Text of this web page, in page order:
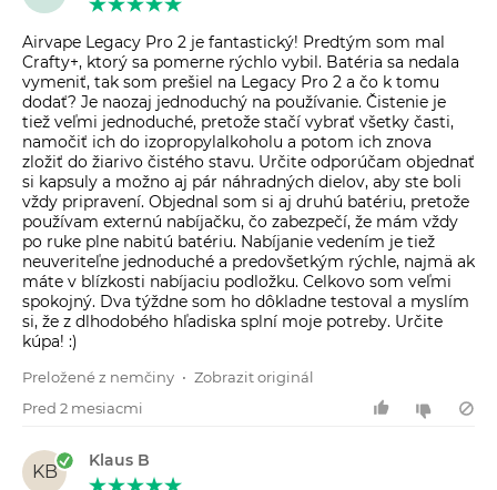
Airvape Legacy Pro 2 je fantastický! Predtým som mal
Crafty+, ktorý sa pomerne rýchlo vybil. Batéria sa nedala
vymeniť, tak som prešiel na Legacy Pro 2 a čo k tomu
dodať? Je naozaj jednoduchý na používanie. Čistenie je
tiež veľmi jednoduché, pretože stačí vybrať všetky časti,
namočiť ich do izopropylalkoholu a potom ich znova
zložiť do žiarivo čistého stavu. Určite odporúčam objednať
si kapsuly a možno aj pár náhradných dielov, aby ste boli
vždy pripravení. Objednal som si aj druhú batériu, pretože
používam externú nabíjačku, čo zabezpečí, že mám vždy
po ruke plne nabitú batériu. Nabíjanie vedením je tiež
neuveriteľne jednoduché a predovšetkým rýchle, najmä ak
máte v blízkosti nabíjaciu podložku. Celkovo som veľmi
spokojný. Dva týždne som ho dôkladne testoval a myslím
si, že z dlhodobého hľadiska splní moje potreby. Určite
kúpa! :)
Preložené z nemčiny • Zobrazit originál
Pred 2 mesiacmi
KB
Klaus B